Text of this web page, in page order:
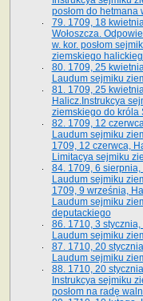
posłom do hetmana
79. 1709, 18
Wołoszcza.
w. kor. posłom
ziemskiego
80. 1709, 25
Laudum sejmiku
81. 1709, 25
Halicz.Instrukcya
ziemskiego do króla
82. 1709, 12
Laudum sejmiku
1709, 12 czerwca,
Limitacya sejmiku
84. 1709, 6 sierpnia,
Laudum sejmiku
1709, 9 września,
Laudum sejmiku
deputackiego
86. 1710, 3 stycznia,
Laudum sejmiku
87. 1710, 20
Laudum sejmiku
88. 1710, 20
Instrukcya sejmiku
posłom na radę